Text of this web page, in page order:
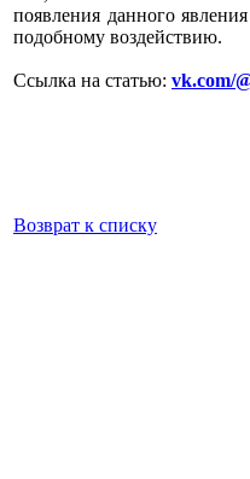
появления данного
подобному воздействию.
Ссылка на статью: vk.com/
Возврат к списку